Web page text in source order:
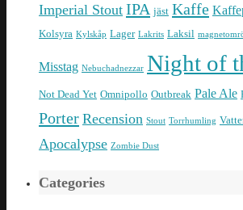
Imperial Stout IPA jäst Kaffe
Kolsyra Kylskåp Lager Lakrits Laksil
Misstag Nebuchadnezzar Night of
Not Dead Yet Omnipollo Outbreak Pale Ale
Porter Recension Stout Torrhumling
Apocalypse Zombie Dust
Categories